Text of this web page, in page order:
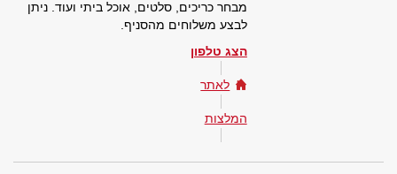
מבחר כריכים, סלטים, אוכל ביתי ועוד. ניתן
לבצע משלוחים מהסניף.
הצג טלפון
לאתר
המלצות